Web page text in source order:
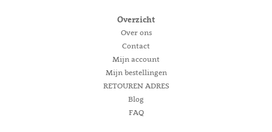
Overzicht
Over ons
Contact
Mijn account
Mijn bestellingen
RETOUREN ADRES
Blog
FAQ